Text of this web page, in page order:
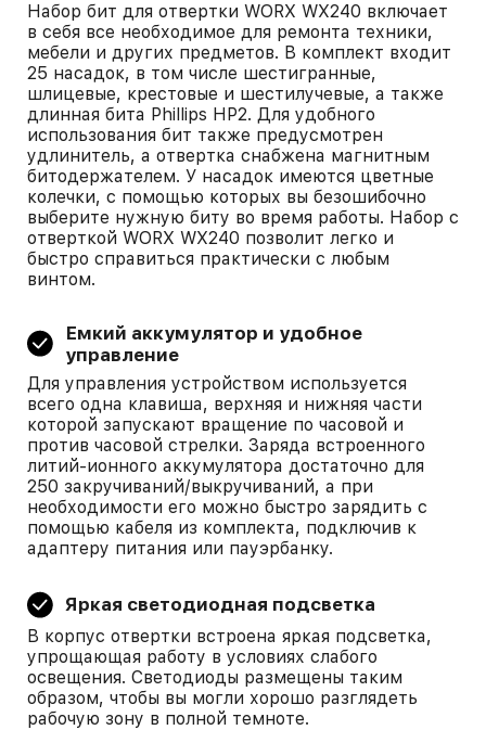
Набор бит для отвертки WORX WX240 включает
в себя все необходимое для ремонта техники,
мебели и других предметов. В комплект входит
25 насадок, в том числе шестигранные,
шлицевые, крестовые и шестилучевые, а также
длинная бита Phillips HP2. Для удобного
использования бит также предусмотрен
удлинитель, а отвертка снабжена магнитным
битодержателем. У насадок имеются цветные
колечки, с помощью которых вы безошибочно
выберите нужную биту во время работы. Набор с
отверткой WORX WX240 позволит легко и
быстро справиться практически с любым
винтом.
Емкий аккумулятор и удобное
управление
Для управления устройством используется
всего одна клавиша, верхняя и нижняя части
которой запускают вращение по часовой и
против часовой стрелки. Заряда встроенного
литий-ионного аккумулятора достаточно для
250 закручиваний/выкручиваний, а при
необходимости его можно быстро зарядить с
помощью кабеля из комплекта, подключив к
адаптеру питания или пауэрбанку.
Яркая светодиодная подсветка
В корпус отвертки встроена яркая подсветка,
упрощающая работу в условиях слабого
освещения. Светодиоды размещены таким
образом, чтобы вы могли хорошо разглядеть
рабочую зону в полной темноте.